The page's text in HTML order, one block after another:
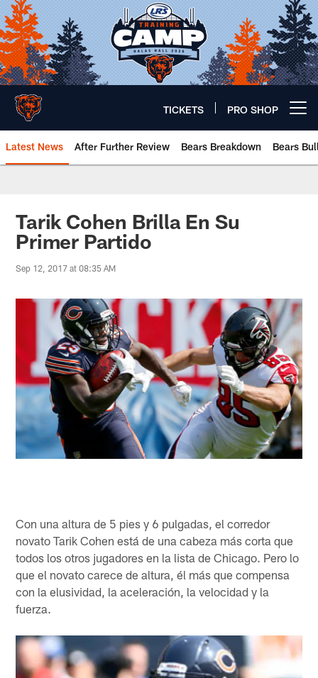
Skip
to
main
content
TICKETS PRO SHOP
Latest News After Further Review Bears Breakdown Bears
Chicago Bears 🐻⬇️
Tarik Cohen Brilla En Su
Primer Partido
Sep 12, 2017 at 08:35 AM
Con una altura de 5 pies y 6 pulgadas, el corredor
novato Tarik Cohen está de una cabeza más corta que
todos los otros jugadores en la lista de Chicago. Pero lo
que el novato carece de altura, él más que compensa
con la elusividad, la aceleración, la velocidad y la
fuerza.